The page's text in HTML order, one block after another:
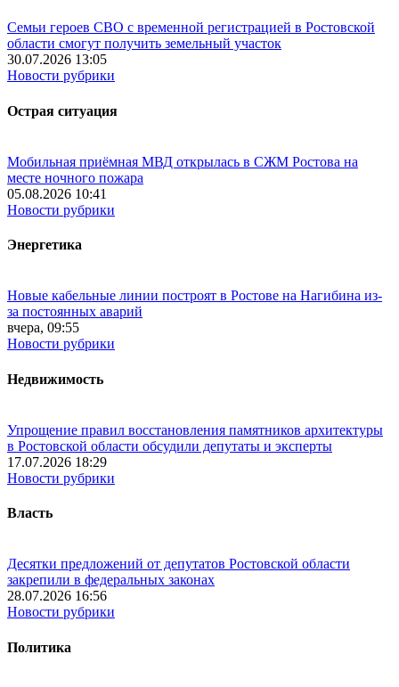
Семьи героев СВО с временной регистрацией в Ростовской
области смогут получить земельный участок
30.07.2026 13:05
Новости рубрики
Острая ситуация
Мобильная приёмная МВД открылась в СЖМ Ростова на
месте ночного пожара
05.08.2026 10:41
Новости рубрики
Энергетика
Новые кабельные линии построят в Ростове на Нагибина из-
за постоянных аварий
вчера, 09:55
Новости рубрики
Недвижимость
Упрощение правил восстановления памятников архитектуры
в Ростовской области обсудили депутаты и эксперты
17.07.2026 18:29
Новости рубрики
Власть
Десятки предложений от депутатов Ростовской области
закрепили в федеральных законах
28.07.2026 16:56
Новости рубрики
Политика